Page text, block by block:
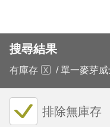
搜尋結果
有庫存 / 單一麥芽威
排除無庫存